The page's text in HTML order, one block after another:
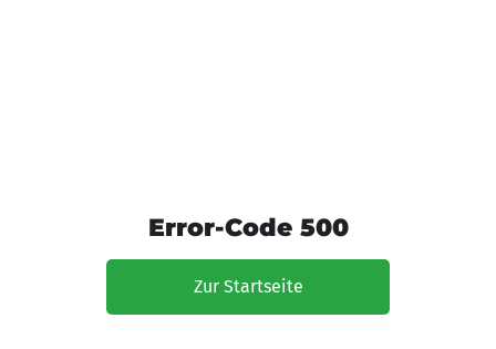
Error-Code 500
Zur Startseite